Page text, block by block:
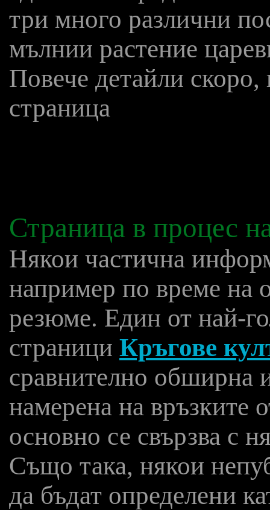
три много различни
мълнии растение
Повече детайли скоро,
страница
Страница в процес
Някои частична
например по време на
резюме. Един от най-
страници Кръгове
сравнително обширна
намерена на връзките
основно се свързва с
Също така, някои
да бъдат определени